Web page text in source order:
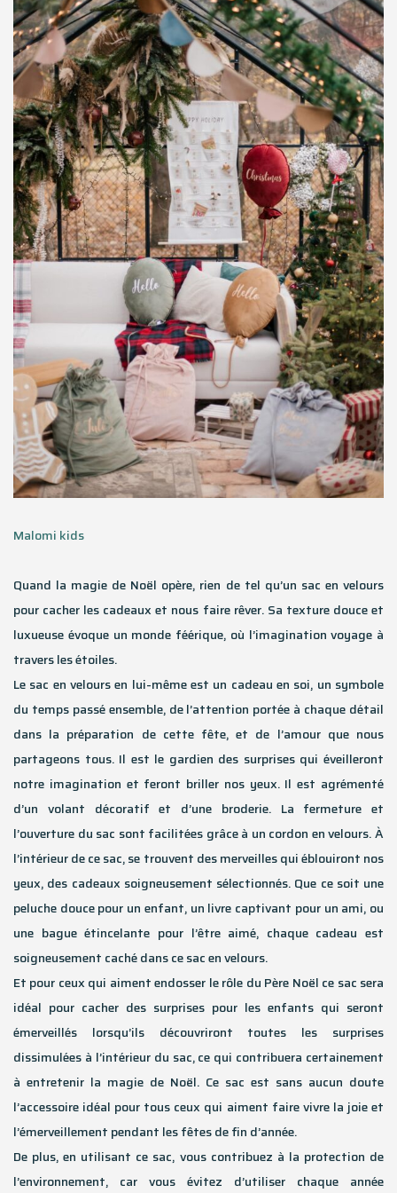
Malomi kids
Quand la magie de Noël opère, rien de tel qu’un sac en velours
pour cacher les cadeaux et nous faire rêver. Sa texture douce et
luxueuse évoque un monde féérique, où l’imagination voyage à
travers les étoiles.
Le sac en velours en lui-même est un cadeau en soi, un symbole
du temps passé ensemble, de l’attention portée à chaque détail
dans la préparation de cette fête, et de l’amour que nous
partageons tous. Il est le gardien des surprises qui éveilleront
notre imagination et feront briller nos yeux. Il est agrémenté
d’un volant décoratif et d’une broderie. La fermeture et
l’ouverture du sac sont facilitées grâce à un cordon en velours. À
l’intérieur de ce sac, se trouvent des merveilles qui éblouiront nos
yeux, des cadeaux soigneusement sélectionnés. Que ce soit une
peluche douce pour un enfant, un livre captivant pour un ami, ou
une bague étincelante pour l’être aimé, chaque cadeau est
soigneusement caché dans ce sac en velours.
Et pour ceux qui aiment endosser le rôle du Père Noël ce sac sera
idéal pour cacher des surprises pour les enfants qui seront
émerveillés lorsqu’ils découvriront toutes les surprises
dissimulées à l’intérieur du sac, ce qui contribuera certainement
à entretenir la magie de Noël. Ce sac est sans aucun doute
l’accessoire idéal pour tous ceux qui aiment faire vivre la joie et
l’émerveillement pendant les fêtes de fin d’année.
De plus, en utilisant ce sac, vous contribuez à la protection de
l’environnement, car vous évitez d’utiliser chaque année